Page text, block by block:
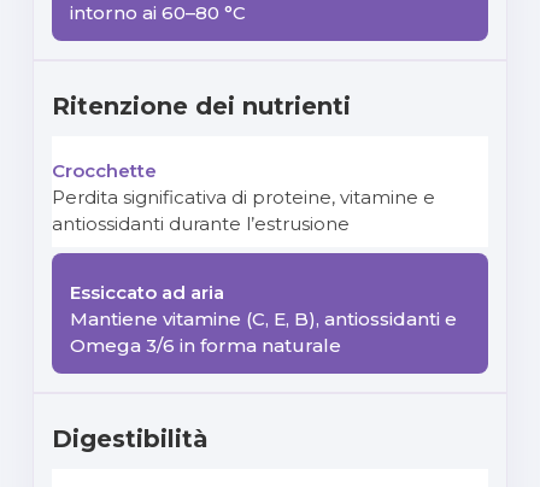
intorno ai 60–80 °C
Ritenzione dei nutrienti
Perdita significativa di proteine, vitamine e
antiossidanti durante l’estrusione
Mantiene vitamine (C, E, B), antiossidanti e
Omega 3/6 in forma naturale
Digestibilità